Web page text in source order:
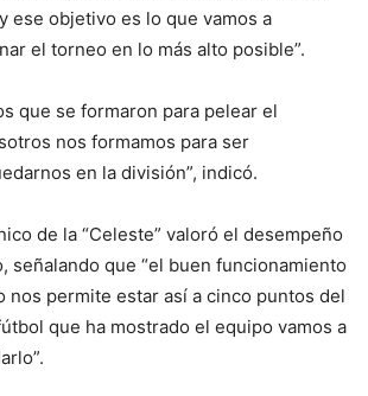
ese objetivo es lo que vamos a
el torneo en lo más alto posible”.
que se formaron para pelear el
nos formamos para ser
en la división”, indicó.
de la “Celeste” valoró el desempeño
señalando que “el buen funcionamiento
nos permite estar así a cinco puntos del
que ha mostrado el equipo vamos a